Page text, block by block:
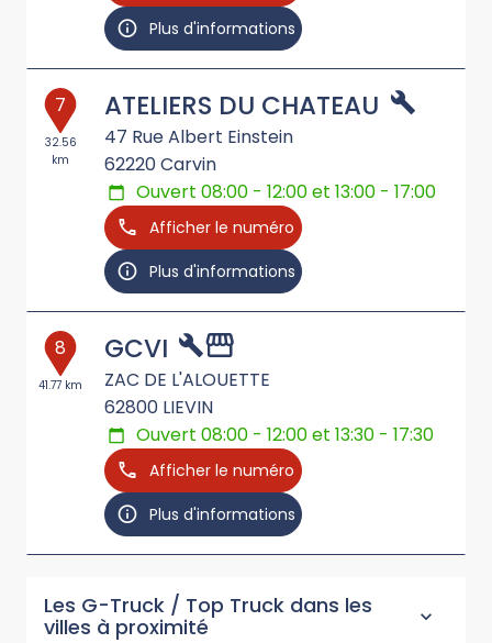
Plus d'informations
7
32.56
km
ATELIERS DU CHATEAU
47 Rue Albert Einstein
62220Carvin
Ouvert 08:00 - 12:00 et 13:00 - 17:00
Afficher le numéro
Plus d'informations
8
41.77 km
GCVI
ZAC DE L'ALOUETTE
62800 LIEVIN
Ouvert 08:00 - 12:00 et 13:30 - 17:30
Afficher le numéro
Plus d'informations
Les G-Truck / Top Truck dans les
villes à proximité